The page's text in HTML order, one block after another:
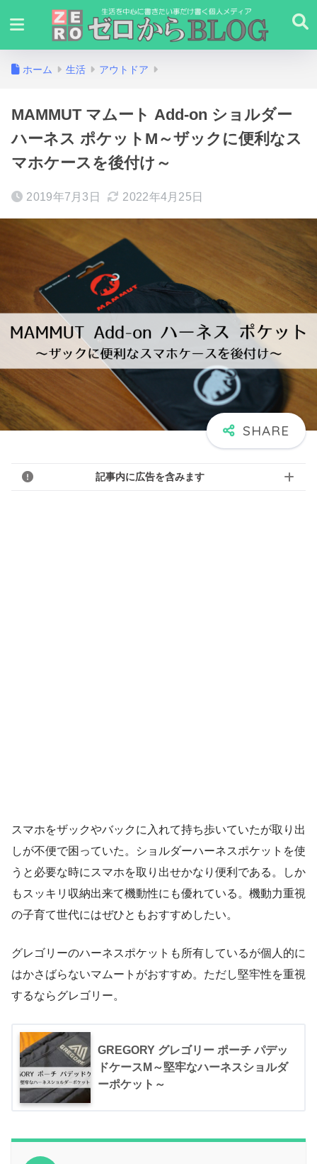
ホーム 生活 アウトドア
MAMMUT マムート Add-on ショルダー
ハーネス ポケットM～ザックに便利なス
マホケースを後付け～
2019年7月3日 2022年4月25日
記事内に広告を含みます
スマホをザックやバックに入れて持ち歩いていたが取り出
しが不便で困っていた。ショルダーハーネスポケットを使
うと必要な時にスマホを取り出せかなり便利である。しか
もスッキリ収納出来て機動性にも優れている。機動力重視
の子育て世代にはぜひともおすすめしたい。
グレゴリーのハーネスポケットも所有しているが個人的に
はかさばらないマムートがおすすめ。ただし堅牢性を重視
するならグレゴリー。
GREGORY グレゴリー ポーチ パデッ
ドケースM～堅牢なハーネスショルダ
ーポケット～